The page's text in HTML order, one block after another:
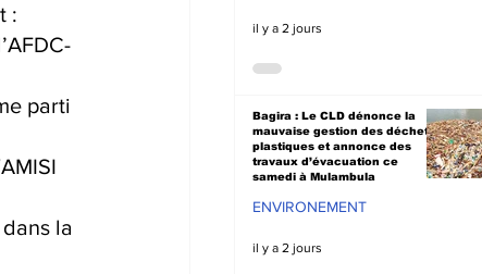
:
parti
la
il y a 2 jours
Bagira : Le CLD dénonce la
mauvaise gestion des déchets
plastiques et annonce des
travaux d’évacuation ce
samedi à Mulambula
ENVIRONEMENT
il y a 2 jours